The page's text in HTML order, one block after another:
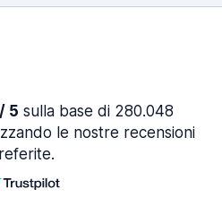
5 sulla base di 280.048
le nostre recensioni